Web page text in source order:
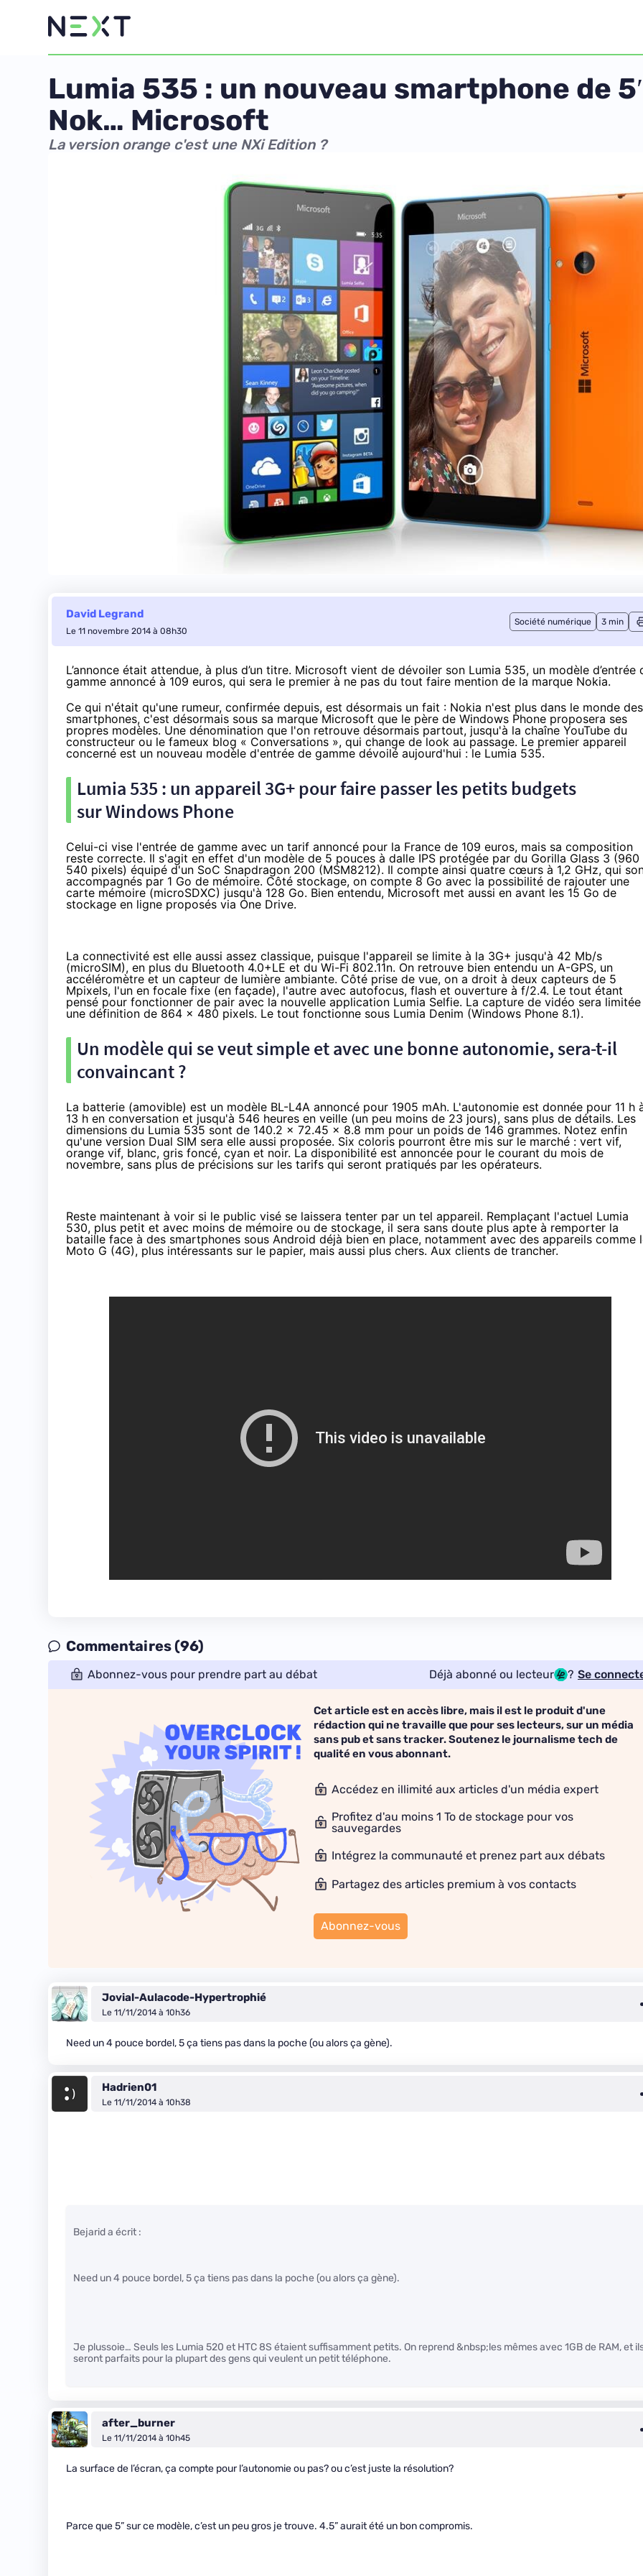
Lumia 535 : un nouveau smartphone de
Nok… Microsoft
La version orange c'est une NXi Edition ?
David Legrand
Le 11 novembre 2014 à 08h30
Société numérique 3 min
L’annonce était attendue, à plus d’un titre. Microsoft vient de dévoiler son Lumia 535, un modèle d’entrée
gamme annoncé à 109 euros, qui sera le premier à ne pas du tout faire mention de la marque Nokia.
Ce qui n'était qu'une rumeur, confirmée depuis, est désormais un fait : Nokia n'est plus dans le monde des
smartphones, c'est désormais sous sa marque Microsoft que le père de Windows Phone proposera ses
propres modèles. Une dénomination que l'on retrouve désormais partout, jusqu'à la chaîne YouTube du
constructeur ou le fameux blog « Conversations », qui change de look au passage. Le premier appareil
concerné est un nouveau modèle d'entrée de gamme dévoilé aujourd'hui : le Lumia 535.
Lumia 535 : un appareil 3G+ pour faire passer les petits budgets
sur Windows Phone
Celui-ci vise l'entrée de gamme avec un tarif annoncé pour la France de 109 euros, mais sa composition
reste correcte. Il s'agit en effet d'un modèle de 5 pouces à dalle IPS protégée par du Gorilla Glass 3
540 pixels) équipé d'un SoC Snapdragon 200 (MSM8212). Il compte ainsi quatre cœurs à 1,2 GHz, qui
accompagnés par 1 Go de mémoire. Côté stockage, on compte 8 Go avec la possibilité de rajouter une
carte mémoire (microSDXC) jusqu'à 128 Go. Bien entendu, Microsoft met aussi en avant les 15 Go de
stockage en ligne proposés via One Drive.
La connectivité est elle aussi assez classique, puisque l'appareil se limite à la 3G+ jusqu'à 42 Mb/s
(microSIM), en plus du Bluetooth 4.0+LE et du Wi-Fi 802.11n. On retrouve bien entendu un A-GPS, un
accéléromètre et un capteur de lumière ambiante. Côté prise de vue, on a droit à deux capteurs de 5
Mpixels, l'un en focale fixe (en façade), l'autre avec autofocus, flash et ouverture à f/2.4. Le tout étant
pensé pour fonctionner de pair avec la nouvelle application Lumia Selfie. La capture de vidéo sera
une définition de 864 x 480 pixels. Le tout fonctionne sous Lumia Denim (Windows Phone 8.1).
Un modèle qui se veut simple et avec une bonne autonomie, sera-t-il
convaincant ?
La batterie (amovible) est un modèle BL-L4A annoncé pour 1905 mAh. L'autonomie est donnée pour 11 h
13 h en conversation et jusqu'à 546 heures en veille (un peu moins de 23 jours), sans plus de détails. Les
dimensions du Lumia 535 sont de 140.2 x 72.45 x 8.8 mm pour un poids de 146 grammes. Notez enfin
qu'une version Dual SIM sera elle aussi proposée. Six coloris pourront être mis sur le marché : vert vif,
orange vif, blanc, gris foncé, cyan et noir. La disponibilité est annoncée pour le courant du mois de
novembre, sans plus de précisions sur les tarifs qui seront pratiqués par les opérateurs.
Reste maintenant à voir si le public visé se laissera tenter par un tel appareil. Remplaçant l'actuel Lumia
530, plus petit et avec moins de mémoire ou de stockage, il sera sans doute plus apte à remporter la
bataille face à des smartphones sous Android déjà bien en place, notamment avec des appareils comme
Moto G (4G), plus intéressants sur le papier, mais aussi plus chers. Aux clients de trancher.
Commentaires (96)
Abonnez-vous pour prendre part au débat Déjà abonné ou lecteur ? Se
Cet article est en accès libre, mais il est le produit d'une
rédaction qui ne travaille que pour ses lecteurs, sur un média
sans pub et sans tracker. Soutenez le journalisme tech de
qualité en vous abonnant.
Accédez en illimité aux articles d'un média expert
Profitez d'au moins 1 To de stockage pour vos
sauvegardes
Intégrez la communauté et prenez part aux débats
Partagez des articles premium à vos contacts
Abonnez-vous
Jovial-Aulacode-Hypertrophié
Le 11/11/2014 à 10h36
Need un 4 pouce bordel, 5 ça tiens pas dans la poche (ou alors ça gène).
Hadrien01
Le 11/11/2014 à 10h38
Bejarid a écrit :
Need un 4 pouce bordel, 5 ça tiens pas dans la poche (ou alors ça gène).
Je plussoie… Seuls les Lumia 520 et HTC 8S étaient suffisamment petits. On reprend &nbsp;les mêmes avec 1GB de RAM, et
seront parfaits pour la plupart des gens qui veulent un petit téléphone.
after_burner
Le 11/11/2014 à 10h45
La surface de l’écran, ça compte pour l’autonomie ou pas? ou c’est juste la résolution?
Parce que 5” sur ce modèle, c’est un peu gros je trouve. 4.5” aurait été un bon compromis.